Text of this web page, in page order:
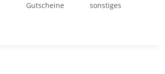
Gutscheine sonstiges